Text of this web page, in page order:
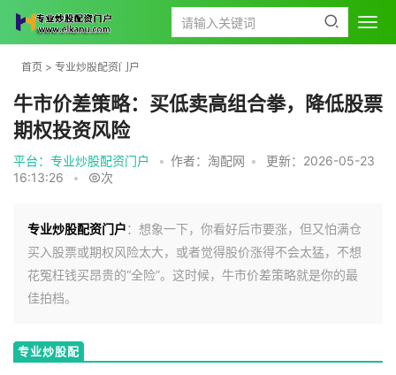
首页 > 专业炒股配资门户
牛市价差策略：买低卖高组合拳，降低股票
期权投资风险
平台：专业炒股配资门户 • 作者：淘配网 •
更新：2026-05-23
16:13:26
• 次
专业炒股配资门户：想象一下，你看好后市要涨，但又怕满仓
买入股票或期权风险太大，或者觉得股价涨得不会太猛，不想
花冤枉钱买昂贵的“全险”。这时候，牛市价差策略就是你的最
佳拍档。
专业炒股配